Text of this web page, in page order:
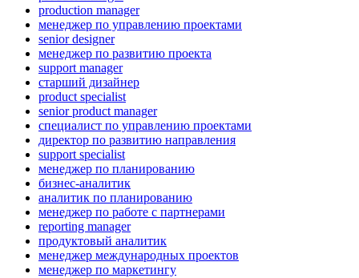
production manager
менеджер по управлению проектами
senior designer
менеджер по развитию проекта
support manager
старший дизайнер
product specialist
senior product manager
специалист по управлению проектами
директор по развитию направления
support specialist
менеджер по планированию
бизнес-аналитик
аналитик по планированию
менеджер по работе с партнерами
reporting manager
продуктовый аналитик
менеджер международных проектов
менеджер по маркетингу